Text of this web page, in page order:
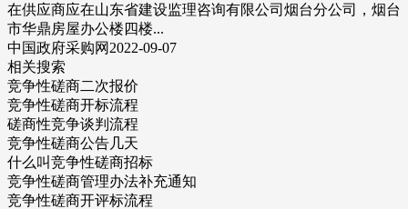
在供应商应在山东省建设监理咨询有限公司烟台分公司，烟台
市华鼎房屋办公楼四楼...
中国政府采购网2022-09-07
相关搜索
竞争性磋商二次报价
竞争性磋商开标流程
磋商性竞争谈判流程
竞争性磋商公告几天
什么叫竞争性磋商招标
竞争性磋商管理办法补充通知
竞争性磋商开评标流程